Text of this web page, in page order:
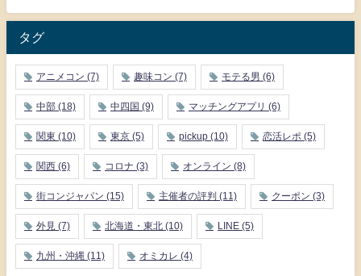
タグ
アニメコン (7) 趣味コン (7) モテる男 (6)
中部 (18) 中四国 (9) マッチングアプリ (6)
関東 (10) 東京 (5) pickup (10) 恋活レポ (5)
関西 (6) コロナ (3) オンライン (8)
街コンジャパン (15) 主催者の評判 (11) クーポン (3)
外見 (7) 北海道・東北 (10) LINE (5)
九州・沖縄 (11) オミカレ (4)